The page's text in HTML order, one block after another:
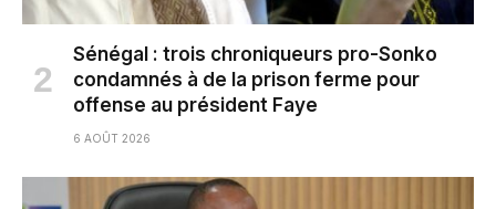
Sénégal : trois chroniqueurs pro-Sonko
condamnés à de la prison ferme pour
offense au président Faye
6 AOÛT 2026